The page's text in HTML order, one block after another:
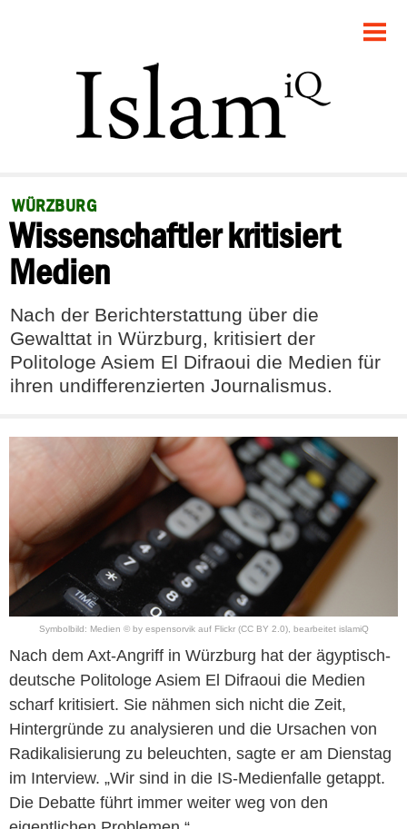
POLITIK
GESELLSCHAFT
RECHT
FEUILLETON
DEBATTE
WÜRZBURG
Wissenschaftler kritisiert
Medien
Nach der Berichterstattung über die
Gewalttat in Würzburg, kritisiert der
Politologe Asiem El Difraoui die Medien für
ihren undifferenzierten Journalismus.
Symbolbild: Medien © by espensorvikauf Flickr (CC BY 2.0), bearbeitet islamiQ
Nach dem Axt-Angriff in Würzburg hat der ägyptisch-
deutsche Politologe Asiem El Difraoui die Medien
scharf kritisiert. Sie nähmen sich nicht die Zeit,
Hintergründe zu analysieren und die Ursachen von
Radikalisierung zu beleuchten, sagte er am Dienstag
im Interview. „Wir sind in die IS-Medienfalle getappt.
Die Debatte führt immer weiter weg von den